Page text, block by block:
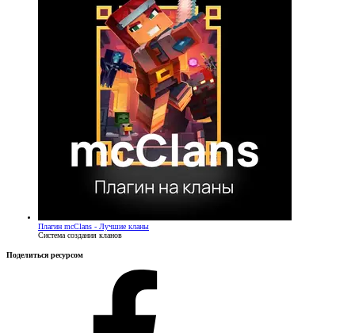
Плагин mcClans - Лучшие кланы
Система создания кланов
Поделиться ресурсом